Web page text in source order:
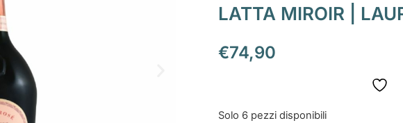
LATTA MIROIR |
€74,90
Solo 6 pezzi disponibili